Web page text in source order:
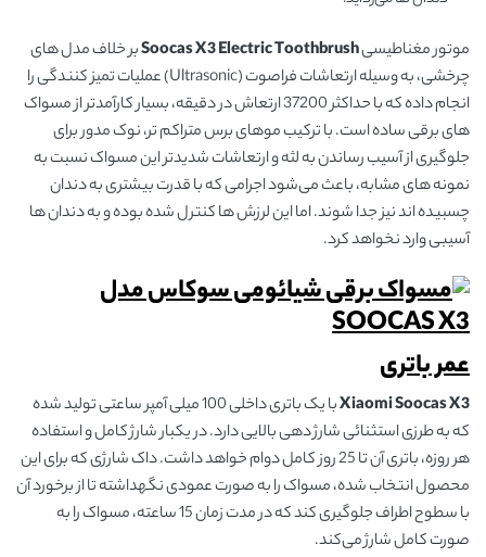
موتور مغناطیسیSoocas X3 Electric Toothbrushبر خلاف مدل های
چرخشی، به وسیله ارتعاشات فراصوت (Ultrasonic) عملیات تمیز کنندگی را
انجام داده که با حداکثر 37200 ارتعاش در دقیقه، بسیار کارآمدتر از مسواک
های برقی ساده است. با ترکیب موهای برس متراکم تر، نوک مدور برای
جلوگیری از آسیب رساندن به لثه و ارتعاشات شدیدتر این مسواک نسبت به
نمونه های مشابه، باعث می‌شود اجرامی که با قدرت بیشتری به دندان
چسبیده اند نیز جدا شوند. اما این لرزش ها کنترل شده بوده و به دندان ها
آسیبی وارد نخواهد کرد.
عمر باتری
Xiaomi Soocas X3
با یک باتری داخلی 100 میلی آمپر ساعتی تولید شده
که به طرزی استثنائی شارژ دهی بالایی دارد. در یکبار شارژ کامل و استفاده
هر روزه، باتری آن تا 25 روز کامل دوام خواهد داشت. داک شارژی که برای این
محصول انتخاب شده، مسواک را به صورت عمودی نگهداشته تا از برخورد آن
با سطوح اطراف جلوگیری کند که در مدت زمان 15 ساعته، مسواک را به
صورت کامل شارژ می‌کند.